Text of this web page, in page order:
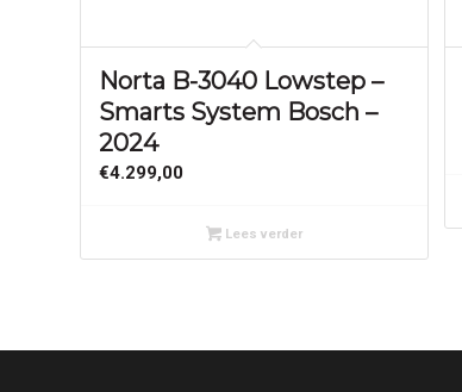
Norta B-3040 Lowstep –
Smarts System Bosch –
2024
€4.299,00
Lees verder